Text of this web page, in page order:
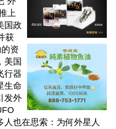
上
国政
获
资
美国
行器
生命
发外
也在思索：为何外星人